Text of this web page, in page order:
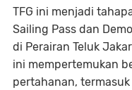
TFG ini menjadi
Sailing Pass dan
di Perairan Teluk
ini mempertemukan
pertahanan, termasuk